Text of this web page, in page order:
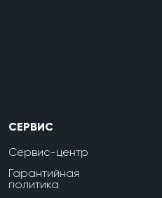
СЕРВИС
Сервис-центр
Гарантийная
политика